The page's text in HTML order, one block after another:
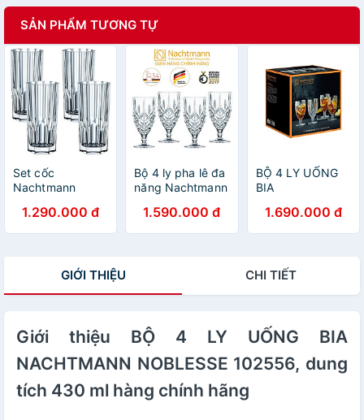
SẢN PHẨM TƯƠNG TỰ
Set cốc
Nachtmann
Hàng Chính Hãng
1.290.000 đ
Bộ 4 ly pha lê đa
năng Nachtmann
Đức - Hàng chính
hãng 100% (kèm
1.590.000 đ
BỘ 4 LY UỐNG
BIA
NOBLESSE
102556, dung
1.690.000 đ
GIỚI THIỆU CHI TIẾT
Giới thiệu BỘ 4 LY UỐNG BIA
NACHTMANN NOBLESSE 102556, dung
tích 430 ml hàng chính hãng